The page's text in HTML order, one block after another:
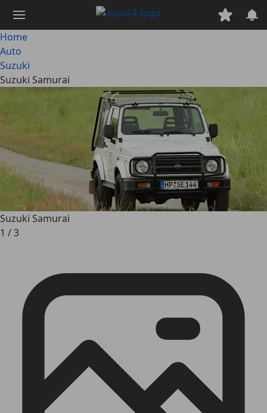
contenuto
principale
Home
Auto
Suzuki
Suzuki Samurai
Suzuki Samurai
1 /3